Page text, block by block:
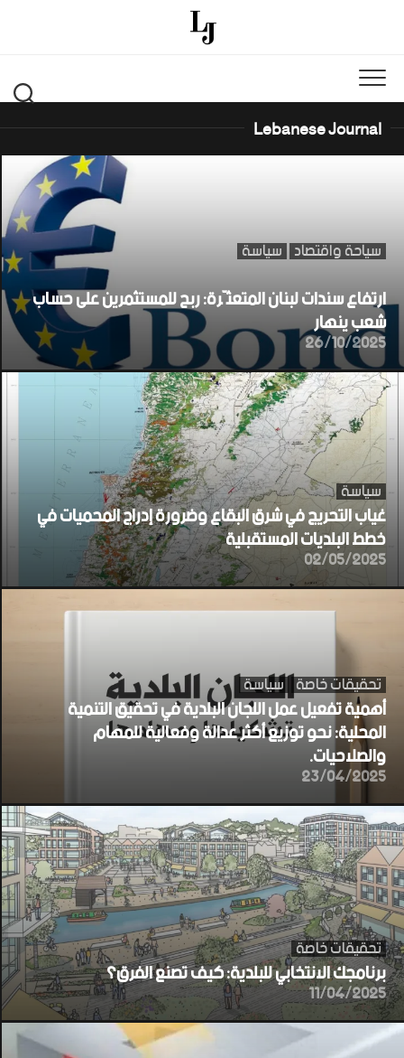
Lebanese Journal
سياحة واقتصاد سياسة
ارتفاع سندات لبنان المتعثّرة: ربح للمستثمرين على حساب
شعب ينهار
26/10/2025
سياسة
غياب التحريج في شرق البقاع وضرورة إدراج المحميات في
خطط البلديات المستقبلية
02/05/2025
تحقيقات خاصة سياسة
أهمية تفعيل عمل اللجان البلدية في تحقيق التنمية
المحلية: نحو توزيع أكثر عدالة وفعالية للمهام
والصلاحيات.
23/04/2025
تحقيقات خاصة
برنامجك الانتخابي للبلدية: كيف تصنع الفرق؟
11/04/2025